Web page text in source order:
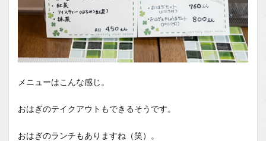
メニューはこんな感じ。
おはぎのテイクアウトもできるそうです。
おはぎのランチもありますね（笑）。